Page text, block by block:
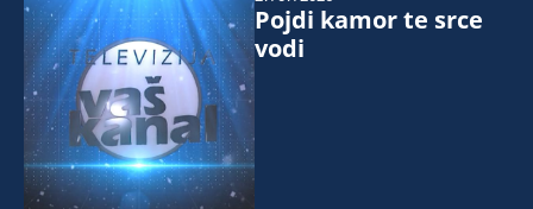
Pojdi kamor te srce
vodi